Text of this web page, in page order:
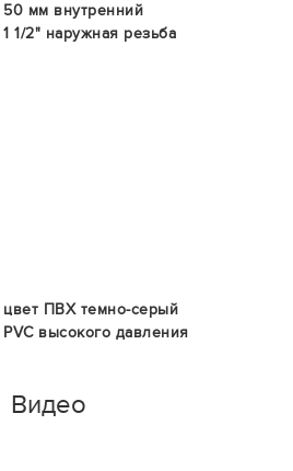
50 мм внутренний
1 1/2" наружная резьба
цвет ПВХ темно-серый
PVC высокого давления
Видео